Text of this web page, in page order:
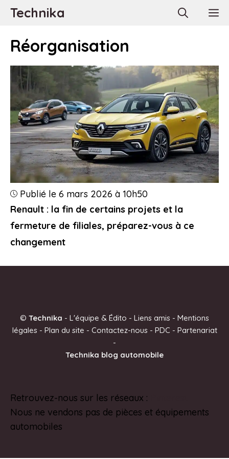
AllerTechnika
Réorganisation
Renault : la fin de certains projets et la
fermeture de filiales, préparez-vous à ce
changement
Publié le 6 mars 2026 à 10h50
© Technika - L'équipe & Édito - Liens amis - Mentions
légales- Plan du site - Contactez-nous- PDC - Partenariat
-
Technika blog automobile
Retrouvez-nous sur les réseaux :
Nous ne vendons pas de pièces et équipements
automobiles